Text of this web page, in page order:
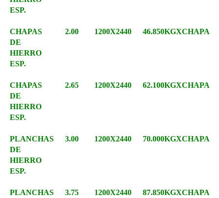
ESP.
CHAPAS
DE
HIERRO
ESP.
2.00 1200X2440 46.850KGXCHAPA
CHAPAS
DE
HIERRO
ESP.
2.65 1200X2440 62.100KGXCHAPA
PLANCHAS
DE
HIERRO
ESP.
3.00 1200X2440 70.000KGXCHAPA
PLANCHAS
3.75 1200X2440 87.850KGXCHAPA